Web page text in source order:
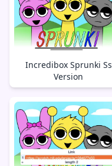
Incredibox Sprunki Ss
Version